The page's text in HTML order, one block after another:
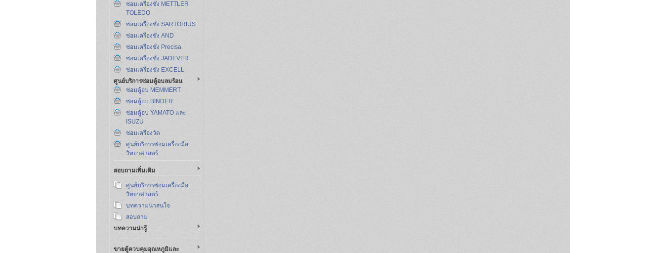
ซ่อมเครื่องชั่ง METTLER
TOLEDO
ซ่อมเครื่องชั่ง SARTORIUS
ซ่อมเครื่องชั่ง AND
ซ่อมเครื่องชั่ง Precisa
ซ่อมเครื่องชั่ง JADEVER
ซ่อมเครื่องชั่ง EXCELL
ศูนย์บริการซ่อมตู้อบลมร้อน
ซ่อมตู้อบ MEMMERT
ซ่อมตู้อบ BINDER
ซ่อมตู้อบ YAMATO และ
ISUZU
ซ่อมเครื่องวัด
ศูนย์บริการซ่อมเครื่องมือ
วิทยาศาสตร์
สอบถามเพิ่มเติม
ศูนย์บริการซ่อมเครื่องมือ
วิทยาศาสตร์
บทความน่าสนใจ
สอบถาม
บทความน่ารู้
ขายตู้ควบคุมอุณหภูมิและ